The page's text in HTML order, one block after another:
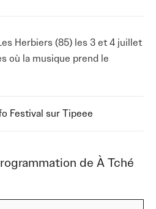
Herbiers (85) les 3 et 4 juillet
où la musique prend le
les amateurs de sons
Le festival promet une
et variée, avec une
entre groupes
Sidilarsen et Tagada Jones,
pleins de punch, des
le public et une énergie
Festival sur Tipeee
de À Tché